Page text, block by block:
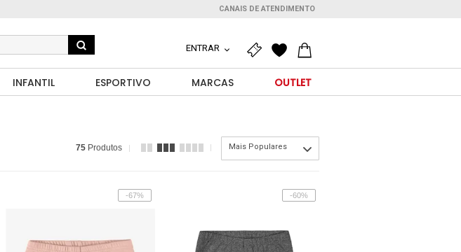
CANAIS DE ATENDIMENTO
ENTRAR
INFANTIL ESPORTIVO MARCAS OUTLET
75 Produtos Mais Populares
-67% -60%